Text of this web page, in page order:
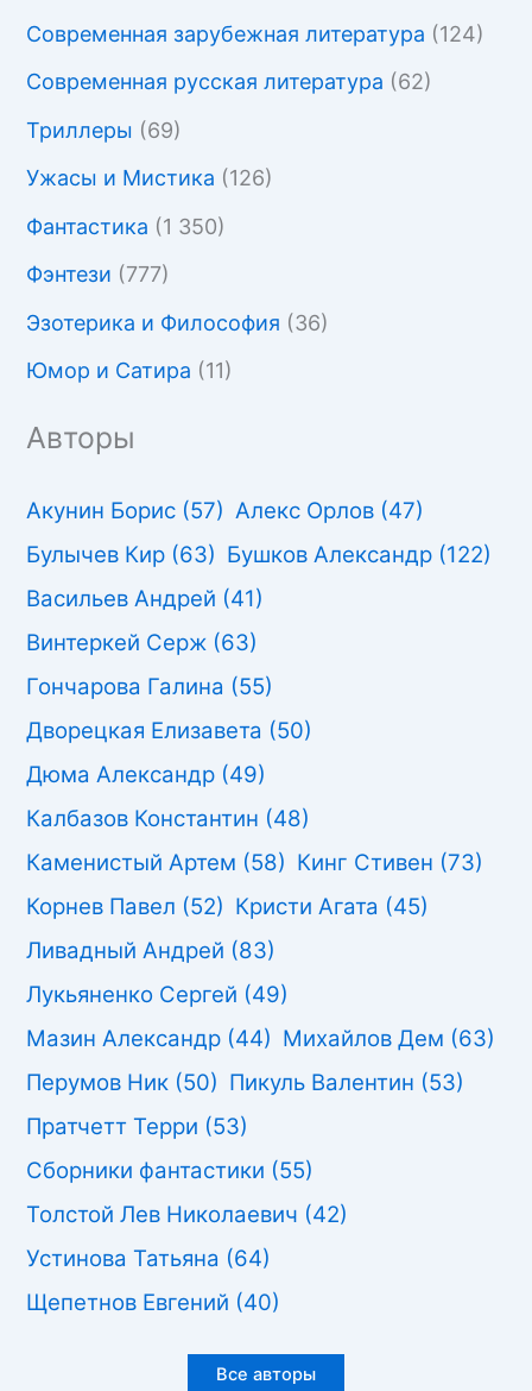
Современная зарубежная литература (124)
Современная русская литература (62)
Триллеры (69)
Ужасы и Мистика (126)
Фантастика (1 350)
Фэнтези (777)
Эзотерика и Философия (36)
Юмор и Сатира (11)
Авторы
Акунин Борис (57) Алекс Орлов (47)
Булычев Кир (63) Бушков Александр (122)
Васильев Андрей (41)
Винтеркей Серж (63)
Гончарова Галина (55)
Дворецкая Елизавета (50)
Дюма Александр (49)
Калбазов Константин (48)
Каменистый Артем (58) Кинг Стивен (73)
Корнев Павел (52) Кристи Агата (45)
Ливадный Андрей (83)
Лукьяненко Сергей (49)
Мазин Александр (44) Михайлов Дем (63)
Перумов Ник (50) Пикуль Валентин (53)
Пратчетт Терри (53)
Сборники фантастики (55)
Толстой Лев Николаевич (42)
Устинова Татьяна (64)
Щепетнов Евгений (40)
Все авторы